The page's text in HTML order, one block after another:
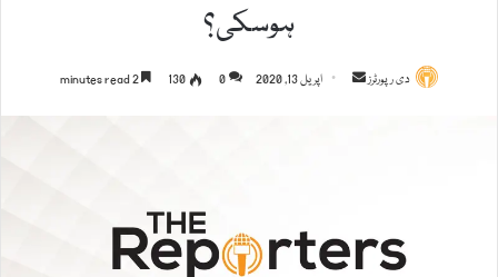
ہوسکی؟
دی رپورٹرز
e
m
اپریل 13, 2020 0
130